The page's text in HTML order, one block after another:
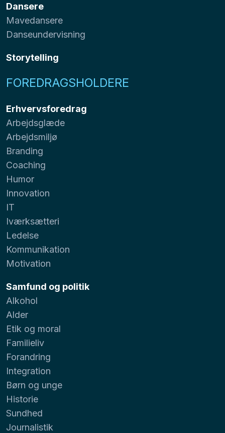
Dansere
Mavedansere
Danseundervisning
Storytelling
FOREDRAGSHOLDERE
Erhvervsforedrag
Arbejdsglæde
Arbejdsmiljø
Branding
Coaching
Humor
Innovation
IT
Iværksætteri
Ledelse
Kommunikation
Motivation
Samfund og politik
Alkohol
Alder
Etik og moral
Familieliv
Forandring
Integration
Børn og unge
Historie
Sundhed
Journalistik